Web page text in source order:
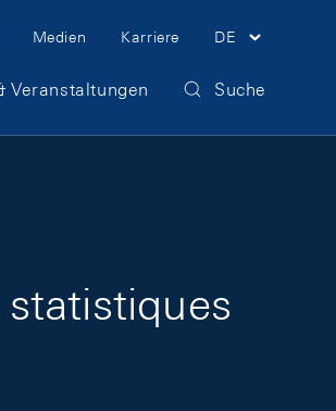
Medien Karriere DE
Veranstaltungen Suche